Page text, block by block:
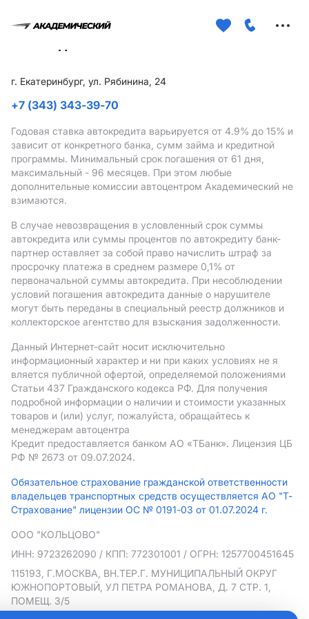
г. Екатеринбург, ул. Рябинина, 24
+7 (343) 343-39-70
Годовая ставка автокредита варьируется от 4.9% до 15% и
зависит от конкретного банка, сумм займа и кредитной
программы. Минимальный срок погашения от 61 дня,
максимальный - 96 месяцев. При этом любые
дополнительные комиссии автоцентром Академический не
взимаются.
В случае невозвращения в условленный срок суммы
автокредита или суммы процентов по автокредиту банк-
партнер оставляет за собой право начислить штраф за
просрочку платежа в среднем размере 0,1% от
первоначальной суммы автокредита. При несоблюдении
условий погашения автокредита данные о нарушителе
могут быть переданы в специальный реестр должников и
коллекторское агентство для взыскания задолженности.
Данный Интернет-сайт носит исключительно
информационный характер и ни при каких условиях не я
вляется публичной офертой, определяемой положениями
Статьи 437 Гражданского кодекса РФ. Для получения
подробной информации о наличии и стоимости указанных
товаров и (или) услуг, пожалуйста, обращайтесь к
менеджерам автоцентра
Кредит предоставляется банком АO «ТБанк». Лицензия ЦБ
РФ № 2673 от 09.07.2024.
Обязательное страхование гражданской ответственности
владельцев транспортных средств осуществляется АО "Т-
Страхование" лицензии ОС № 0191-03 от 01.07.2024 г.
ООО "КОЛЬЦОВО"
ИНН: 9723262090 / КПП: 772301001 / ОГРН: 1257700451645
115193, Г.МОСКВА, ВН.ТЕР.Г. МУНИЦИПАЛЬНЫЙ ОКРУГ
ЮЖНОПОРТОВЫЙ, УЛ ПЕТРА РОМАНОВА, Д. 7 СТР. 1,
ПОМЕЩ. 3/5